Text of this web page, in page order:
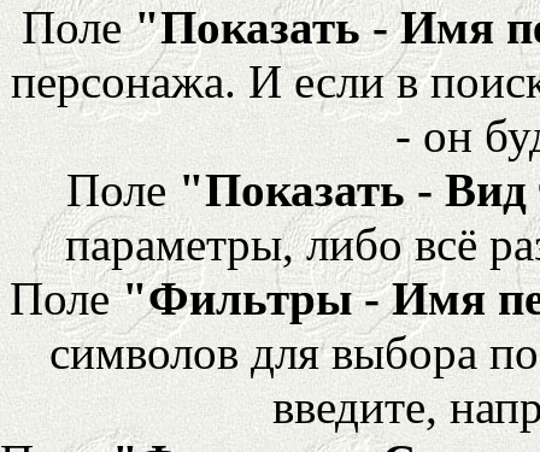
Поле"Показать - Имя
персонажа. И если в
- он
Поле "Показать -
параметры, либо всё
Поле"Фильтры - Имя
символов для выбора
введите,